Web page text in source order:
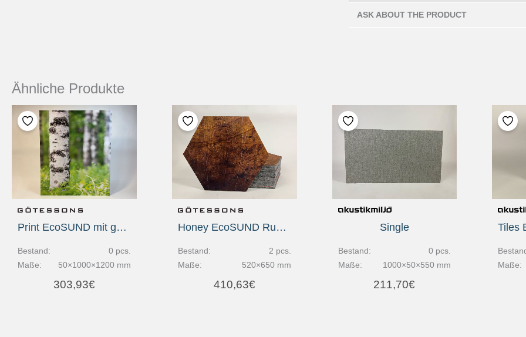
ASK ABOUT THE PRODUCT
Ähnliche Produkte
Print EcoSUND mit geradem Schnittkante
Bestand:
0 pcs.
Maße:
50×1000×1200 mm
303,93€
Honey EcoSUND Rust, 6 Stck
Bestand:
2 pcs.
Maße:
520×650 mm
410,63€
Single
Bestand:
0 pcs.
Maße:
1000×50×550 mm
211,70€
Maße: